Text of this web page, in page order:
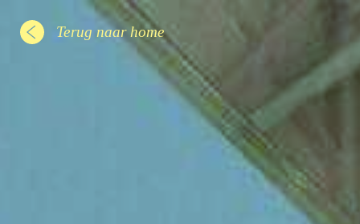
Terug naar home